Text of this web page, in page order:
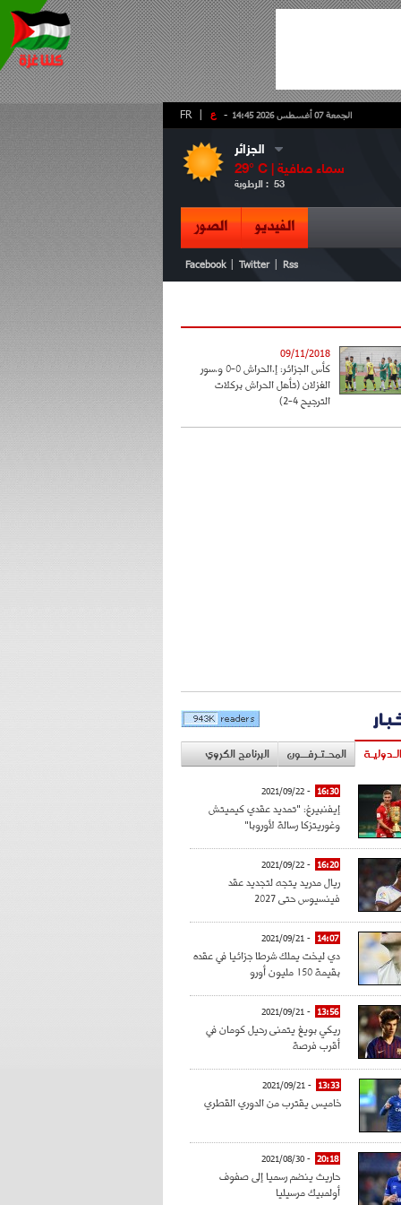
- ع FR الجمعة 07 أغسطس 2026 14:45
الجزائر
29° C | سماء صافية
الرطوبة : 53
الفيديو الصور
Facebook Twitter Rss
09/11/2018
كأس الجزائر: إ.الحراش 0-0 و.سور
الغزلان (تأهل الحراش بركلات
الترجيح 4-2)
المحـتـرفــون البرنامج الكروي
16:30
- 2021/09/22
إيفنبيرغ: "تمديد عقدي كيميتش
وغوريتزكا رسالة لأوروبا"
16:20
- 2021/09/22
ريال مدريد يتجه لتجديد عقد
فينسيوس حتى 2027
14:07
- 2021/09/21
دي ليخت يملك شرطا جزائيا في عقده
بقيمة 150 مليون أورو
13:56
- 2021/09/21
ريكي بويغ يتمنى رحيل كومان في
أقرب فرصة
13:33
- 2021/09/21
خاميس يقترب من الدوري القطري
20:18
- 2021/08/30
حاريث ينضم رسميا إلى صفوف
أولمبيك مرسيليا